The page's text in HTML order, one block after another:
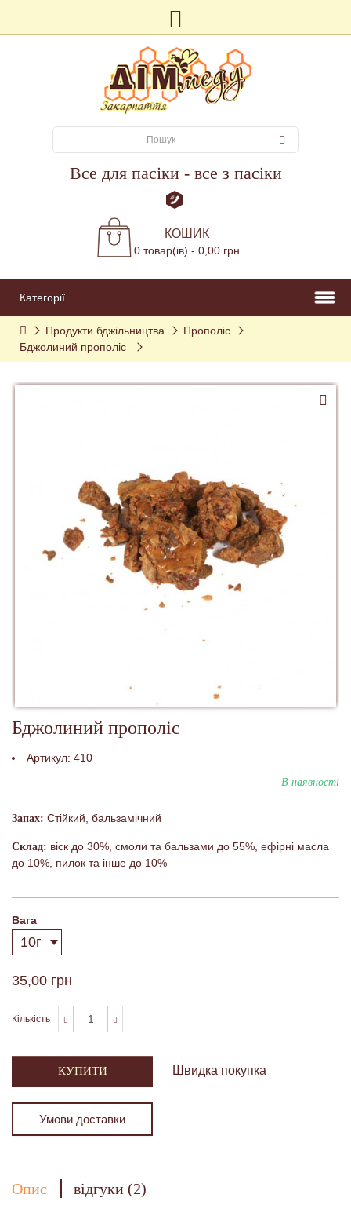
Все для пасіки - все з пасіки
КОШИК
0 товар(ів) - 0,00 грн
Категорії
Продукти бджільництва
Прополіс
Бджолиний прополіс
Бджолиний прополіс
Артикул: 410
В наявності
Запах: Стійкий, бальзамічний
Склад: віск до 30%, смоли та бальзами до 55%, ефірні масла
до 10%, пилок та інше до 10%
Вага
35,00 грн
Кількість
КУПИТИ Швидка покупка
Умови доставки
Опис відгуки (2)